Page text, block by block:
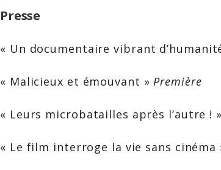
Presse
« Un documentaire vibrant
« Malicieux et émouvant »Première
« Leurs microbatailles après l’autre !
« Le film interroge la vie sans